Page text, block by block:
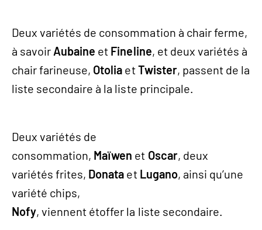
Deux variétés de consommation à chair ferme,
à savoir Aubaine et Fineline, et deux variétés à
chair farineuse, Otolia etTwister, passent de la
liste secondaire à la liste principale.
Deux variétés de
consommation, Maïwen et Oscar, deux
variétés frites, Donata et Lugano, ainsi qu’une
variété chips,
Nofy, viennent étoffer la liste secondaire.